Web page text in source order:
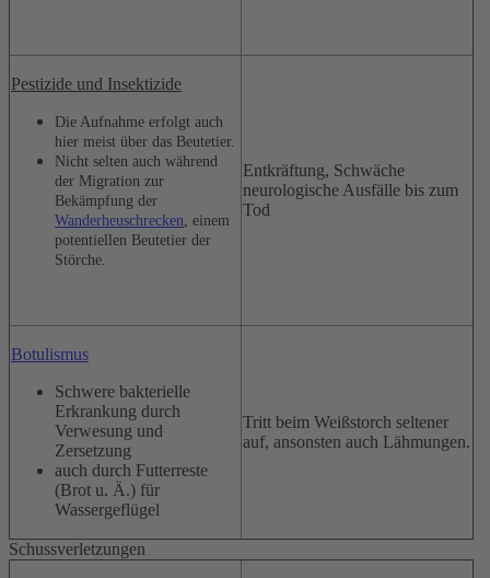
Pestizide und Insektizide
Die Aufnahme erfolgt auch
hier meist über das Beutetier.
Nicht selten auch während
der Migration zur
Bekämpfung der
Wanderheuschrecken, einem
potentiellen Beutetier der
Störche.
Entkräftung, Schwäche
neurologische Ausfälle bis zum
Tod
Botulismus
Schwere bakterielle
Erkrankung durch
Verwesung und
Zersetzung
auch durch Futterreste
(Brot u. Ä.) für
Wassergeflügel
Tritt beim Weißstorch seltener
auf, ansonsten auch Lähmungen.
Schussverletzungen